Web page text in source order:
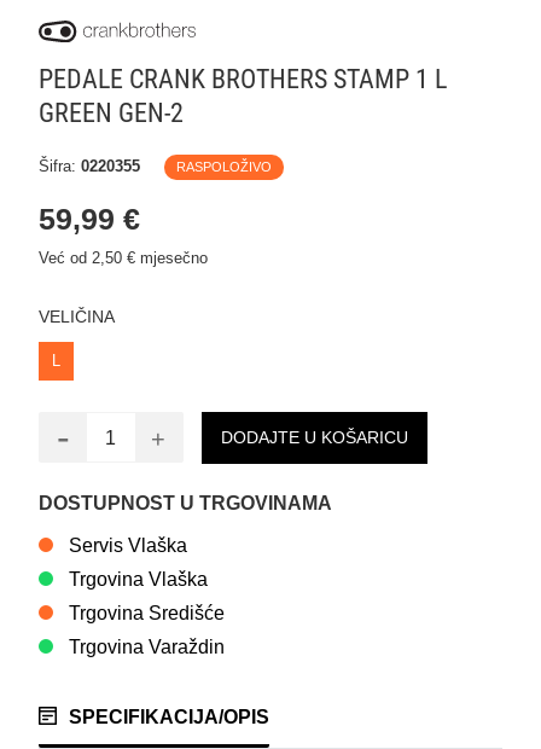
PEDALE CRANK BROTHERS STAMP 1 L
GREEN GEN-2
Šifra: 0220355 RASPOLOŽIVO
59,99 €
Već od 2,50 € mjesečno
VELIČINA
L
- + DODAJTE U KOŠARICU
DOSTUPNOST U TRGOVINAMA
Servis Vlaška
Trgovina Vlaška
Trgovina Središće
Trgovina Varaždin
SPECIFIKACIJA/OPIS